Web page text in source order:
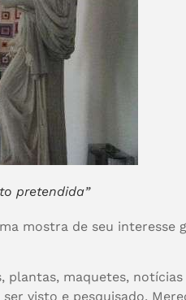
pretendida”
mostra de seu interesse
maquetes,
visto e pesquisado.